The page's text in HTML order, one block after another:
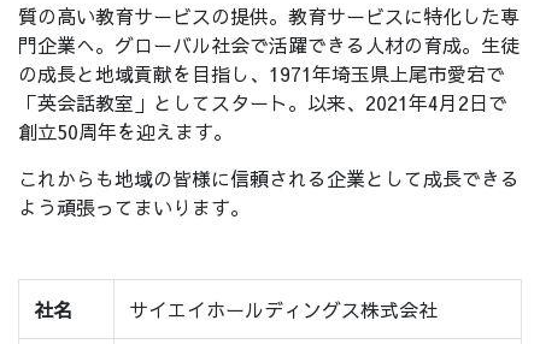
質の高い教育サービスの提供。教育サービスに特化した専
門企業へ。グローバル社会で活躍できる人材の育成。生徒
の成長と地域貢献を目指し、1971年埼玉県上尾市愛宕で
「英会話教室」としてスタート。以来、2021年4月2日で
創立50周年を迎えます。
これからも地域の皆様に信頼される企業として成長できる
よう頑張ってまいります。
社名 サイエイホールディングス株式会社